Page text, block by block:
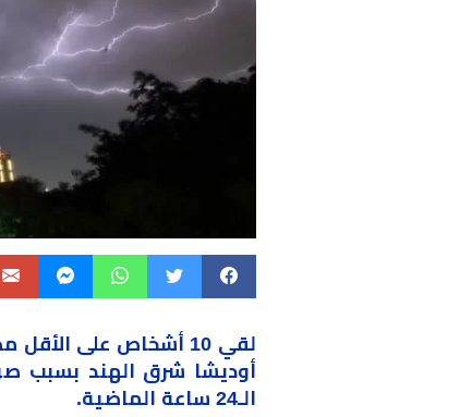
لقي 10 أشخاص على
أوديشا شرق الهند بسبب
الـ24 ساعة الماضية.